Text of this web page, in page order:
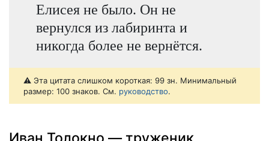
Елисея не было. Он не
вернулся из лабиринта и
никогда более не вернётся.
⚠️ Эта цитата слишком короткая: 99 зн. Минимальный
размер: 100 знаков. См. руководство.